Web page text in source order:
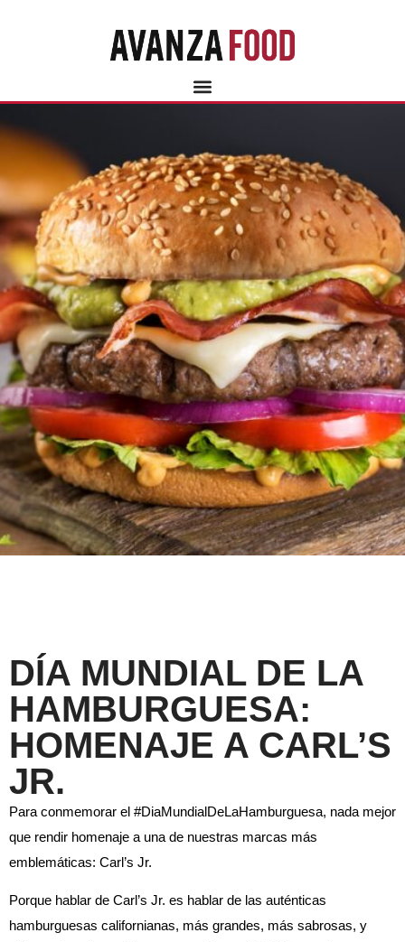
DÍA MUNDIAL DE LA
HAMBURGUESA:
HOMENAJE A CARL’S
JR.
Para conmemorar el #DiaMundialDeLaHamburguesa, nada mejor
que rendir homenaje a una de nuestras marcas más
emblemáticas: Carl’s Jr.
Porque hablar de Carl’s Jr. es hablar de las auténticas
hamburguesas californianas, más grandes, más sabrosas, y